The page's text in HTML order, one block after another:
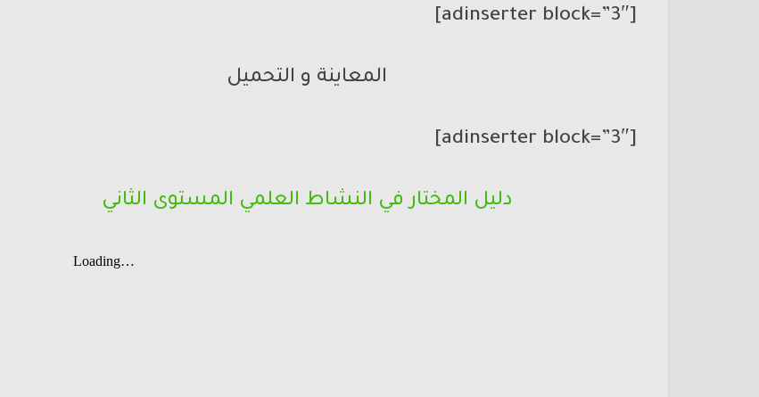
[adinserter block=”3″]
المعاينة و التحميل
[adinserter block=”3″]
دليل المختار في النشاط العلمي المستوى الثاني